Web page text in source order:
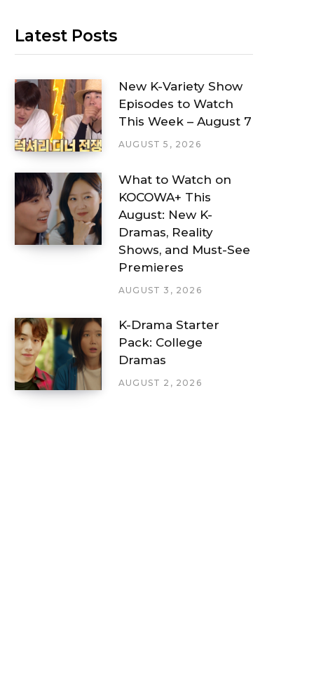
Latest Posts
New K-Variety Show
Episodes to Watch
This Week – August 7
AUGUST 5, 2026
What to Watch on
KOCOWA+ This
August: New K-
Dramas, Reality
Shows, and Must-See
Premieres
AUGUST 3, 2026
K-Drama Starter
Pack: College
Dramas
AUGUST 2, 2026